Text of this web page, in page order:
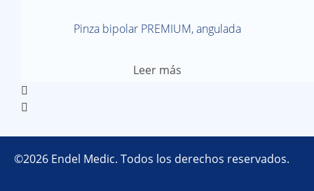
Pinza bipolar PREMIUM, angulada
Leer más
©2026 Endel Medic. Todos los derechos reservados.